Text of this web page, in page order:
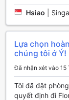
Đặt phòng tại
nhiều lợi ích cho
tốt nhất cho các
hàng tiết kiệm
mang lại trải
rối, giúp du
phòng ngay
Hotel Veneto.
Khám phá Khu
Hsiao
Lựa chọn
chúng tôi ở Ý!
Đã nhận xét vào 15
Tôi đã đặt
quyết định đi